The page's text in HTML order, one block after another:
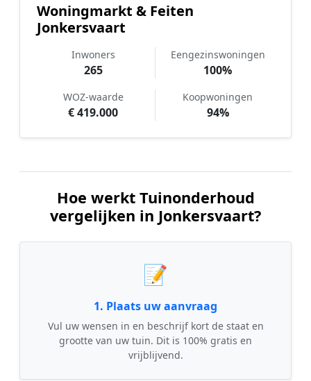
Woningmarkt & Feiten
Jonkersvaart
Inwoners
265
Eengezinswoningen
100%
WOZ-waarde
€ 419.000
Koopwoningen
94%
Hoe werkt Tuinonderhoud
vergelijken in Jonkersvaart?
📝
1. Plaats uw aanvraag
Vul uw wensen in en beschrijf kort de staat en
grootte van uw tuin. Dit is 100% gratis en
vrijblijvend.